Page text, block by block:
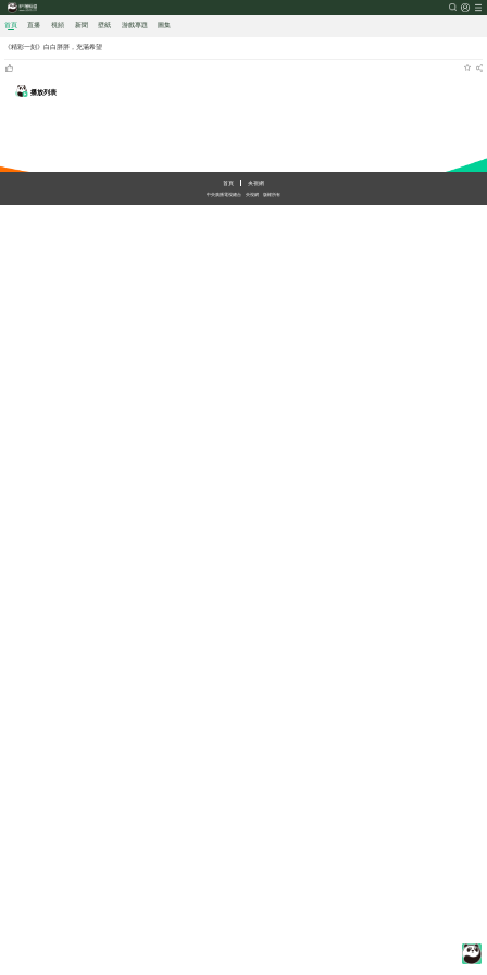
首頁 直播 視頻 新聞 壁紙 游戲專題 圖集
《精彩一刻》白白胖胖，充滿希望
播放列表
首頁
央視網
中央廣播電視總台
央視網 版權所有